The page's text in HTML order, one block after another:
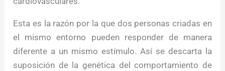
Esta es la razón por la que dos personas criadas en
el mismo entorno pueden responder de manera
diferente a un mismo estímulo. Así se descarta la
suposición de la genética del comportamiento de